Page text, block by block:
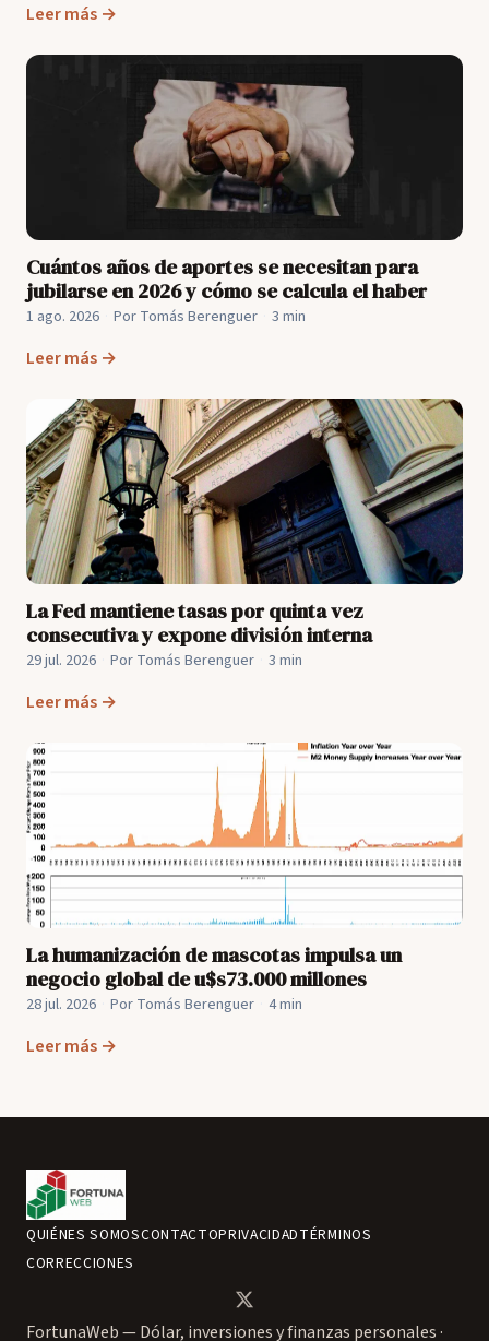
Leer más →
Cuántos años de aportes se necesitan para
jubilarse en 2026 y cómo se calcula el haber
1 ago. 2026 Por Tomás Berenguer 3 min
Leer más →
La Fed mantiene tasas por quinta vez
consecutiva y expone división interna
29 jul. 2026 Por Tomás Berenguer 3 min
Leer más →
La humanización de mascotas impulsa un
negocio global de u$s73.000 millones
28 jul. 2026 Por Tomás Berenguer 4 min
Leer más →
QUIÉNES SOMOSCONTACTOPRIVACIDADTÉRMINOS
CORRECCIONES
FortunaWeb — Dólar, inversiones y finanzas personales ·